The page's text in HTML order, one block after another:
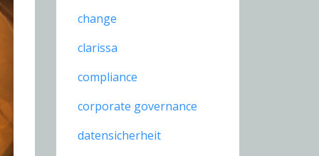
change
clarissa
compliance
corporate governance
datensicherheit